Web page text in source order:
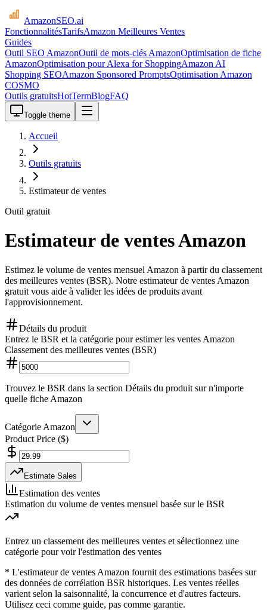
AmazonSEO.ai
FonctionnalitésTarifsAmazon Meilleures Ventes
Guides
Outil SEO AmazonOutil de mots-clés AmazonOptimisation de fiche
AmazonOptimisation pour Alexa for ShoppingAmazon AI
Shopping SEOAmazon Sponsored PromptsOptimisation Amazon
COSMO
Outils gratuitsHotTermBlogFAQ
Toggle theme
Accueil
Outils gratuits
Estimateur de ventes
Outil gratuit
Estimateur de ventes Amazon
Estimez le volume de ventes mensuel Amazon à partir du classement
des meilleures ventes (BSR). Notre estimateur de ventes Amazon
gratuit vous aide à valider les idées de produits avant
l'approvisionnement.
Détails du produit
Entrez le BSR et la catégorie pour estimer les ventes Amazon
Classement des meilleures ventes (BSR)
Trouvez le BSR dans la section Détails du produit sur n'importe
quelle fiche Amazon
Catégorie Amazon
Product Price ($)
Estimate Sales
Estimation des ventes
Estimation du volume de ventes mensuel basée sur le BSR
Entrez un classement des meilleures ventes et sélectionnez une
catégorie pour voir l'estimation des ventes
* L'estimateur de ventes Amazon fournit des estimations basées sur
des données de corrélation BSR historiques. Les ventes réelles
varient selon la saisonnalité, la concurrence et d'autres facteurs.
Utilisez ceci comme guide, pas comme garantie.